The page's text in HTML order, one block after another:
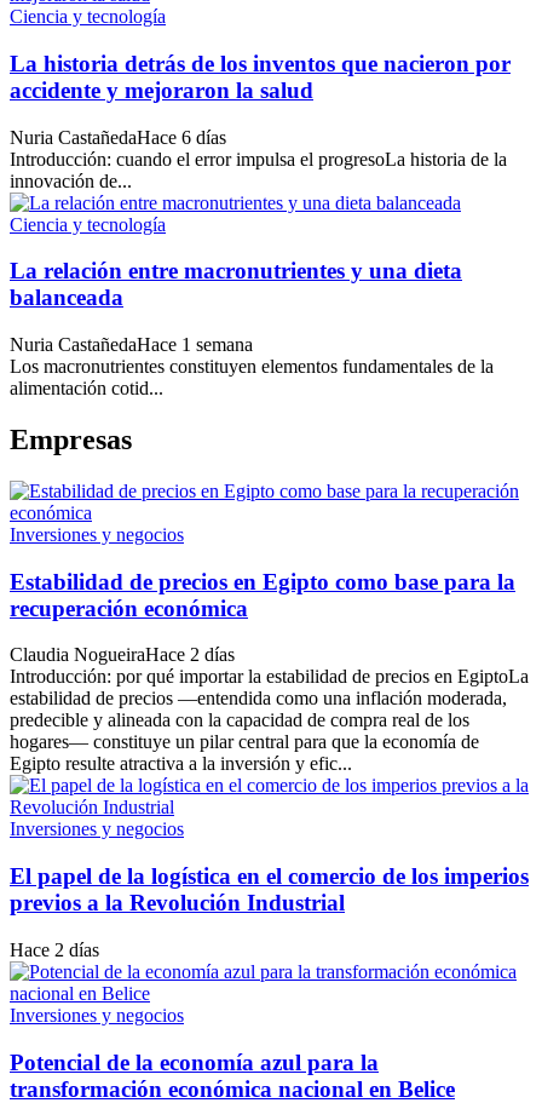
Ciencia y tecnología
La historia detrás de los inventos que nacieron por
accidente y mejoraron la salud
Nuria CastañedaHace 6 días
Introducción: cuando el error impulsa el progresoLa historia de la
innovación de...
Ciencia y tecnología
La relación entre macronutrientes y una dieta
balanceada
Nuria CastañedaHace 1 semana
Los macronutrientes constituyen elementos fundamentales de la
alimentación cotid...
Empresas
Inversiones y negocios
Estabilidad de precios en Egipto como base para la
recuperación económica
Claudia NogueiraHace 2 días
Introducción: por qué importar la estabilidad de precios en EgiptoLa
estabilidad de precios —entendida como una inflación moderada,
predecible y alineada con la capacidad de compra real de los
hogares— constituye un pilar central para que la economía de
Egipto resulte atractiva a la inversión y efic...
Inversiones y negocios
El papel de la logística en el comercio de los imperios
previos a la Revolución Industrial
Hace 2 días
Inversiones y negocios
Potencial de la economía azul para la
transformación económica nacional en Belice